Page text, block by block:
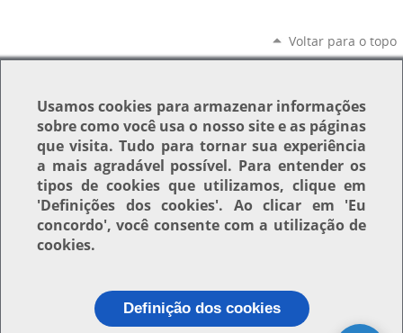
Voltar para o topo
Usamoscookies para armazenar informações
sobre como você usa o nosso site e as páginas
que visita. Tudo para tornar sua experiência
a mais agradável possível. Para entender os
tipos de cookies que utilizamos, clique em
'Definições dos cookies'. Ao clicar em 'Eu
concordo', você consente com a utilização de
cookies.